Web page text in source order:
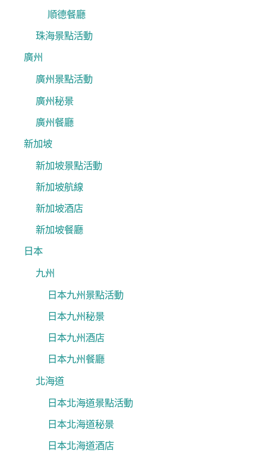
順德餐廳
珠海景點活動
廣州
廣州景點活動
廣州秘景
廣州餐廳
新加坡
新加坡景點活動
新加坡航線
新加坡酒店
新加坡餐廳
日本
九州
日本九州景點活動
日本九州秘景
日本九州酒店
日本九州餐廳
北海道
日本北海道景點活動
日本北海道秘景
日本北海道酒店